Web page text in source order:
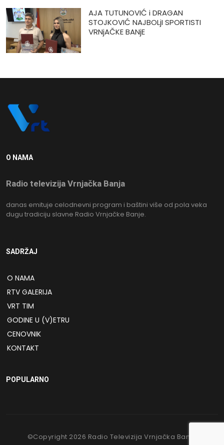
AJA TUTUNOVIĆ i DRAGAN
STOJKOVIĆ NAJBOLjI SPORTISTI
VRNjAČKE BANjE
O NAMA
Radio televizija Vrnjačka Banja
danas emituje celodnevni program i baštini više od pola veka
dugu tradiciju slavne Radio Vrnjačke Banje.
SADRŽAJ
O NAMA
RTV GALERIJA
VRT TIM
GODINE U (V)ETRU
CENOVNIK
KONTAKT
POPULARNO
©Copyright 2026 Radio Televizija Vrnjačka Banja